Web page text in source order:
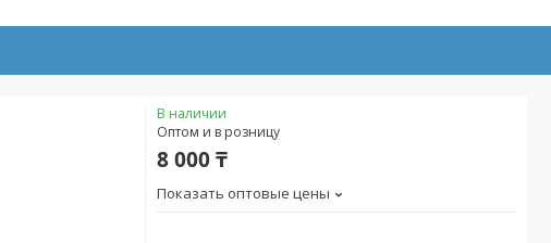
В наличии
Оптом и в розницу
8 000 ₸
Показать оптовые цены